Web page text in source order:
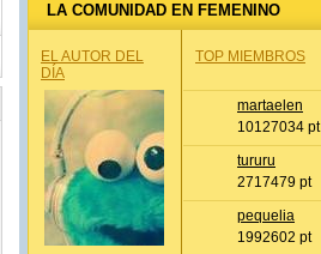
LA COMUNIDAD EN FEMENINO
EL AUTOR DEL
DÍA
TOP MIEMBROS
martaelen
10127034 pt
tururu
2717479 pt
pequelia
1992602 pt